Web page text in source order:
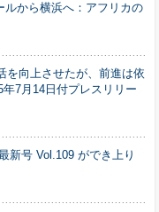
ルから横浜へ：アフリカの
を向上させたが、前進は依
7月14日付プレスリリー
新号 Vol.109 ができ上り